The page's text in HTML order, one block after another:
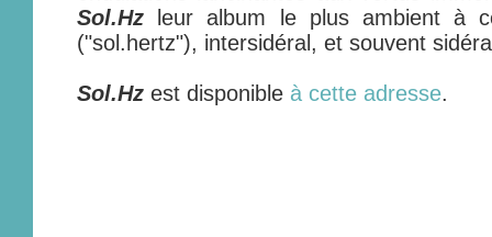
Sol.Hz leur album le plus ambient à
("sol.hertz"), intersidéral, et souvent
Sol.Hz est disponible à cette adresse.